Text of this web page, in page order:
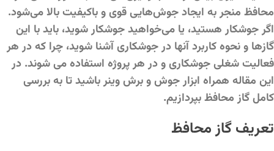
محافظ منجر به ایجاد جوش‌هایی قوی و باکیفیت بالا می‌شود.
اگر جوشکار هستید، یا می‌خواهید جوشکار شوید، باید با این
گازها و نحوه کاربرد آنها در جوشکاری آشنا شوید، چرا که در هر
فعالیت شغلی جوشکاری و در هر پروژه استفاده می شوند. در
این مقاله همراه ابزار جوش و برش وینر باشید تا به بررسی
کامل گاز محافظ بپردازیم.
تعریف گاز محافظ